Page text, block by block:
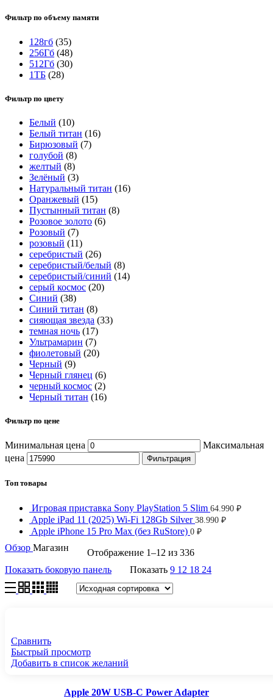
Фильтр по объему памяти
128гб (35)
256Гб (48)
512Гб (30)
1ТБ (28)
Фильтр по цвету
Белый (10)
Белый титан (16)
Бирюзовый (7)
голубой (8)
желтый (8)
Зелёный (3)
Натуральный титан (16)
Оранжевый (15)
Пустынный титан (8)
Розовое золото (6)
Розовый (7)
розовый (11)
серебристый (26)
серебристый/белый (8)
серебристый/синий (14)
серый космос (20)
Синий (38)
Синий титан (8)
сияющая звезда (33)
темная ночь (17)
Ультрамарин (7)
фиолетовый (20)
Черный (9)
Черный глянец (6)
черный космос (2)
Черный титан (16)
Фильтр по цене
Минимальная цена
Максимальная
цена
Фильтрация
Топ товары
Игровая приставка Sony PlayStation 5 Slim 64.990 ₽
Apple iPad 11 (2025) Wi-Fi 128Gb Silver 38.990 ₽
Apple iPhone 15 Pro Max (без RuStore) 0 ₽
Обзор Магазин
Отображение 1–12 из 336
Показать боковую панель
Показать 9 12 18 24
Сравнить
Быстрый просмотр
Добавить в список желаний
Apple 20W USB-C Power Adapter